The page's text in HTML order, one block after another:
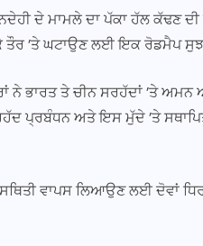
ਦੇ ਮਾਮਲੇ ਦਾ ਪੱਕਾ ਹੱਲ ਕੱਢਣ
ਤੌਰ ’ਤੇ ਘਟਾਉਣ ਲਈ ਇਕ ਰੋਡਮੈਪ
ਨੇ ਭਾਰਤ ਤੇ ਚੀਨ ਸਰਹੱਦਾਂ ’ਤੇ
ਪ੍ਰਬੰਧਨ ਅਤੇ ਇਸ ਮੁੱਦੇ ’ਤੇ
ਵਾਪਸ ਲਿਆਉਣ ਲਈ ਦੋਵਾਂ